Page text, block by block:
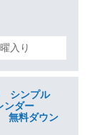
入り
シンプル
ンダー
無料ダウン